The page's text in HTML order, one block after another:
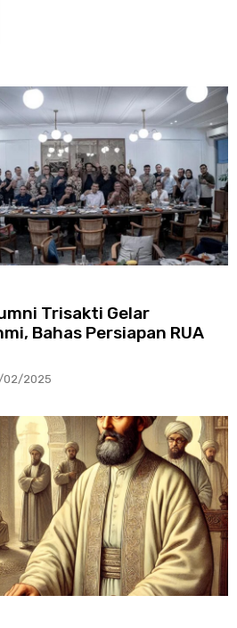
Trisakti Gelar
Bahas Persiapan RUA
02/2025